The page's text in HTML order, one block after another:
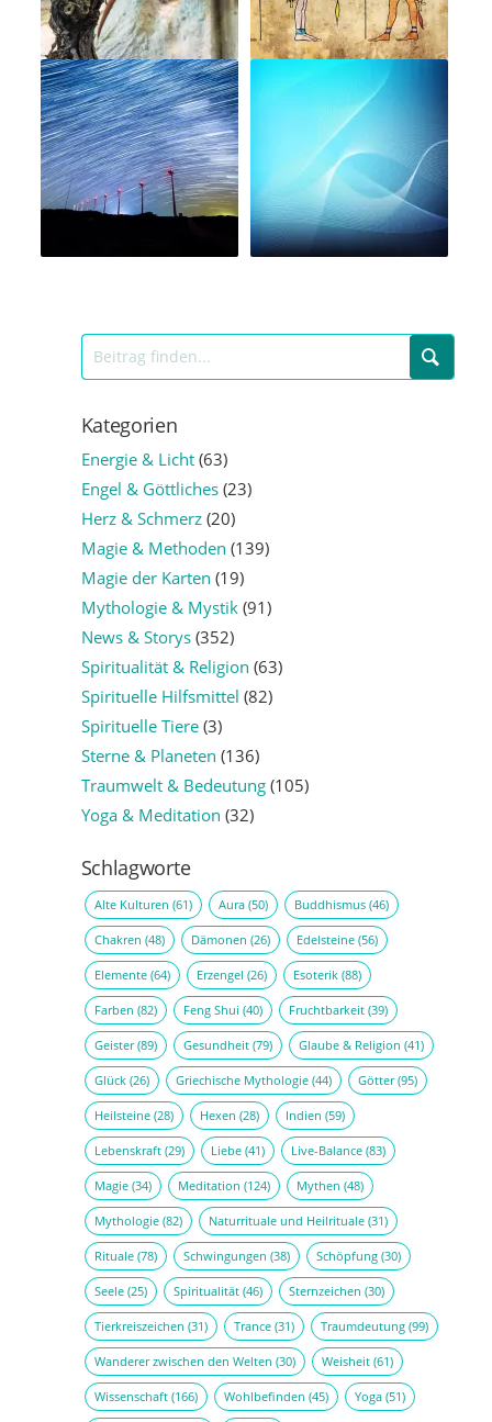
Kategorien
Energie & Licht(63)
Engel & Göttliches(23)
Herz & Schmerz(20)
Magie & Methoden (139)
Magie der Karten (19)
Mythologie & Mystik(91)
News & Storys(352)
Spiritualität & Religion (63)
Spirituelle Hilfsmittel (82)
Spirituelle Tiere(3)
Sterne & Planeten (136)
Traumwelt & Bedeutung(105)
Yoga & Meditation (32)
Schlagworte
Alte Kulturen (61) Aura(50) Buddhismus(46)
Chakren (48) Dämonen (26) Edelsteine(56)
Elemente(64) Erzengel (26) Esoterik(88)
Farben (82) Feng Shui (40) Fruchtbarkeit(39)
Geister(89) Gesundheit(79) Glaube & Religion (41)
Glück(26) Griechische Mythologie(44) Götter(95)
Heilsteine(28) Hexen (28) Indien (59)
Lebenskraft(29) Liebe(41) Live-Balance(83)
Magie(34) Meditation (124) Mythen (48)
Mythologie(82) Naturrituale und Heilrituale(31)
Rituale(78) Schwingungen (38) Schöpfung(30)
Seele(25) Spiritualität(46) Sternzeichen (30)
Tierkreiszeichen (31) Trance(31) Traumdeutung(99)
Wanderer zwischen den Welten (30) Weisheit(61)
Wissenschaft(166) Wohlbefinden (45) Yoga(51)